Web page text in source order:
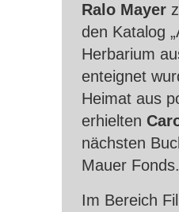
Ralo Mayer
den Katalog
Herbarium
enteignet
Heimat aus
erhielten
nächsten
Mauer Fonds.
Im Bereich